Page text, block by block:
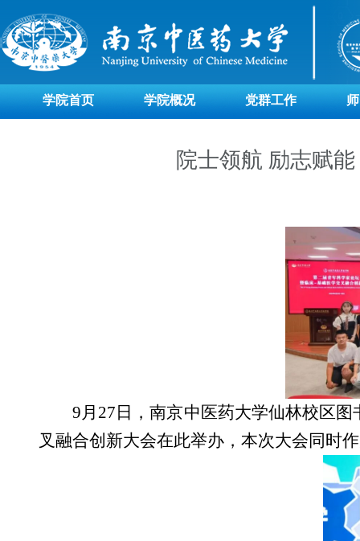
学院首页 学院概况 党群工作
院士领航 励志赋
9月 27 日，南京中医药大学仙林校区图
叉融合创新大会在此举办，本次大会同时